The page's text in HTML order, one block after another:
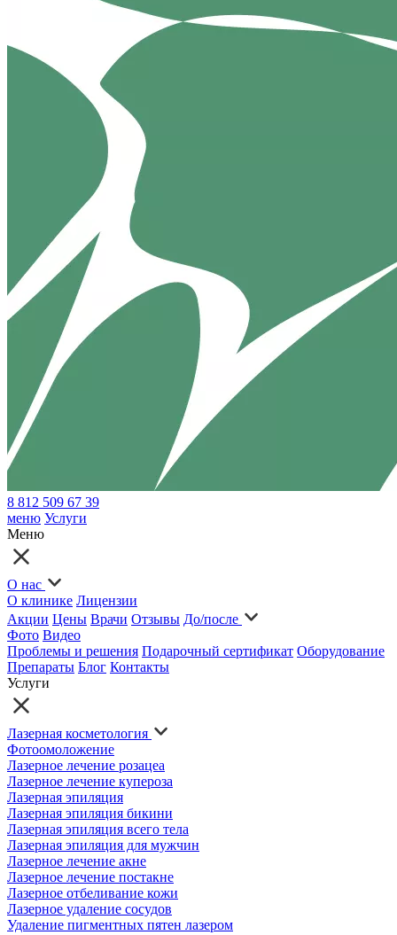
8 812 509 67 39
меню Услуги
Меню
О нас
О клинике Лицензии
Акции Цены Врачи Отзывы До/после
Фото Видео
Проблемы и решения Подарочный сертификат Оборудование
Препараты Блог Контакты
Услуги
Лазерная косметология
Фотоомоложение
Лазерное лечение розацеа
Лазерное лечение купероза
Лазерная эпиляция
Лазерная эпиляция бикини
Лазерная эпиляция всего тела
Лазерная эпиляция для мужчин
Лазерное лечение акне
Лазерное лечение постакне
Лазерное отбеливание кожи
Лазерное удаление сосудов
Удаление пигментных пятен лазером